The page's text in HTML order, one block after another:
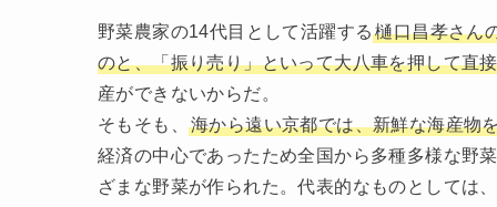
野菜農家の14代目として活躍する樋口昌孝さん
のと、「振り売り」といって大八車を押して直
産ができないからだ。
そもそも、
海から遠い京都では、新鮮な海産物
経済の中心であったため全国から多種多様な野
ざまな野菜が作られた。代表的なものとしては、